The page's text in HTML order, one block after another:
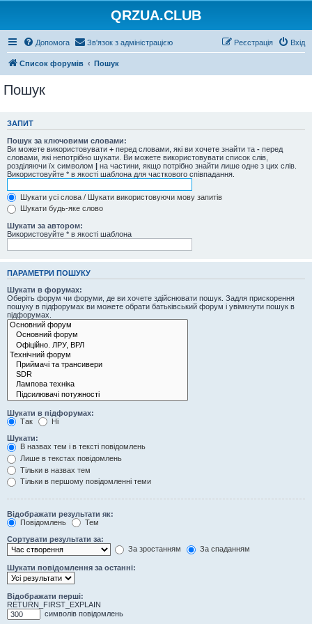
QRZUA.CLUB
Допомога Зв'язок з адміністрацією Вхід
Реєстрація
Список форумів Пошук
Пошук
ЗАПИТ
Пошук за ключовими словами:
Ви можете використовувати + перед словами, які ви хочете знайти та - перед
словами, які непотрібно шукати. Ви можете використовувати список слів,
розділяючи їх символом | на частини, якщо потрібно знайти лише одне з цих слів.
Використовуйте * в якості шаблона для часткового співпадання.
Шукати усі слова / Шукати використовуючи мову запитів
Шукати будь-яке слово
Шукати за автором:
Використовуйте * в якості шаблона
ПАРАМЕТРИ ПОШУКУ
Шукати в форумах:
Оберіть форум чи форуми, де ви хочете здійснювати пошук. Задля прискорення
пошуку в підфорумах ви можете обрати батьківський форум і увімкнути пошук в
підфорумах.
Шукати в підфорумах:
Так
Ні
Шукати:
В назвах тем і в тексті повідомлень
Лише в текстах повідомлень
Тільки в назвах тем
Тільки в першому повідомленні теми
Відображати результати як:
Повідомлень
Тем
Сортувати результати за:
За зростанням
За спаданням
Шукати повідомлення за останні:
Відображати перші:
RETURN_FIRST_EXPLAIN
символів повідомлень